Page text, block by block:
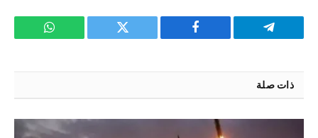
تيلقرام فيسبوك تويتر واتساب
ذات صلة